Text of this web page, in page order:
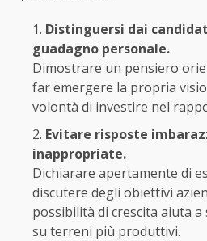
Distinguersi dai
guadagno personale.
Dimostrare un pensiero
far emergere la propria
volontà di investire nel
Evitare risposte
inappropriate.
Dichiarare apertamente di
discutere degli obiettivi
possibilità di crescita aiuta
su terreni più produttivi.